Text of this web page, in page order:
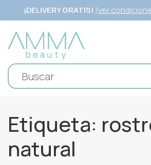
¡DELIVERY GRATIS! (ver
Etiqueta:
natural